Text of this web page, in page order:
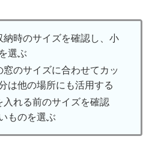
納時のサイズを確認し、小
選ぶ
窓のサイズに合わせてカッ
は他の場所にも活用する
入れる前のサイズを確認
ものを選ぶ